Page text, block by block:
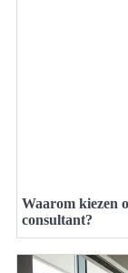
Waarom kiezen
consultant?